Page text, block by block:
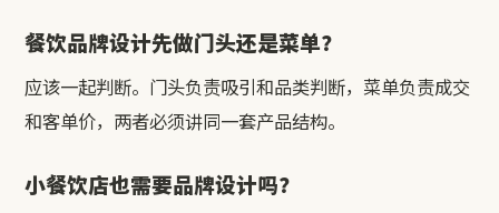
餐饮品牌设计先做门头还是菜单？
应该一起判断。门头负责吸引和品类判断，菜单负责成交
和客单价，两者必须讲同一套产品结构。
小餐饮店也需要品牌设计吗？